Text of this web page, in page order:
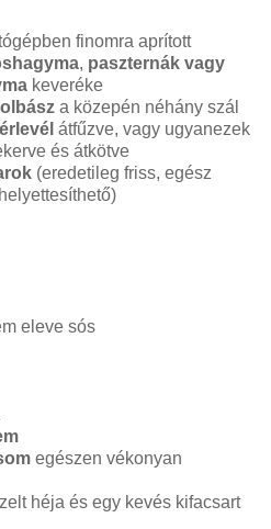
finomra aprított
, paszternák vagy
keveréke
a közepén néhány szál
átfűzve, vagy ugyanezek
és átkötve
(eredetileg friss, egész
eleve sós
egészen vékonyan
héja és egy kevés kifacsart